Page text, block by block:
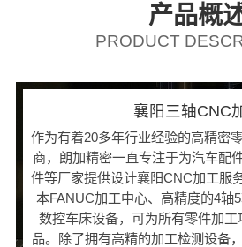
产品概
PRODUCT
襄阳三轴CNC
作为有着20多年行业经验的高精密
商，朗加精密一直专注于为汽车配
件等厂家提供设计襄阳CNC加工服
本FANUC加工中心、高精度的4轴
数控车床设备，可为所有零件加
品。除了拥有高精的加工检测设备